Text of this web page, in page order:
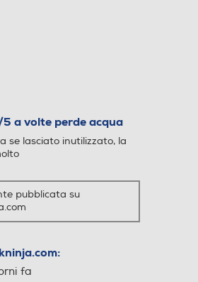
a volte perde acqua
se lasciato inutilizzato, la
pubblicata su
fa